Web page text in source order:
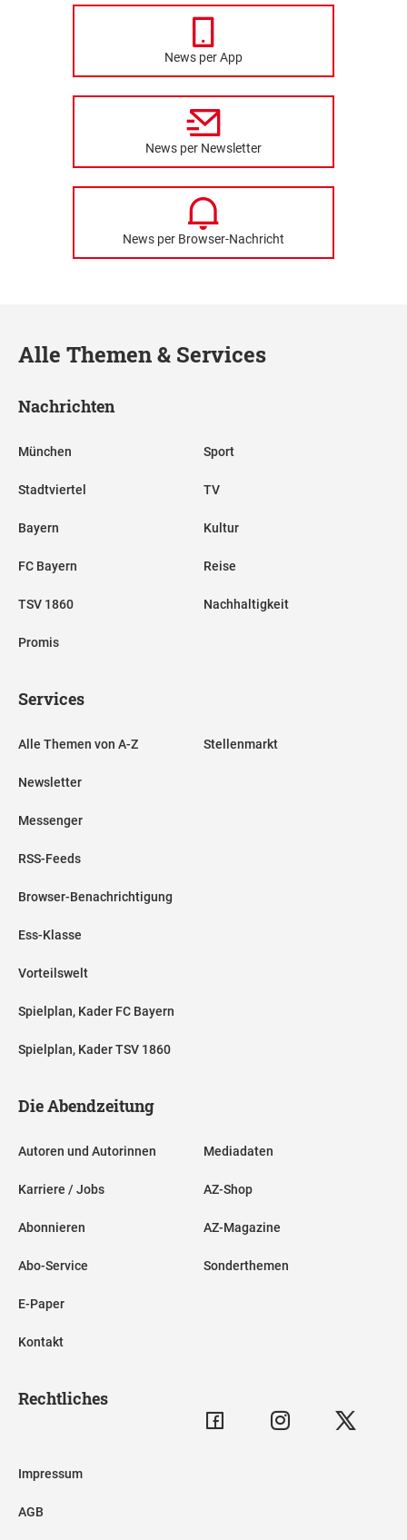
News per App
News per Newsletter
News per Browser-Nachricht
Alle Themen & Services
Nachrichten
München
Stadtviertel
Bayern
FC Bayern
TSV 1860
Promis
Sport
TV
Kultur
Reise
Nachhaltigkeit
Services
Alle Themen von A-Z
Newsletter
Messenger
RSS-Feeds
Browser-Benachrichtigung
Ess-Klasse
Vorteilswelt
Spielplan, Kader FC Bayern
Spielplan, Kader TSV 1860
Stellenmarkt
Die Abendzeitung
Autoren und Autorinnen
Karriere / Jobs
Abonnieren
Abo-Service
E-Paper
Kontakt
Mediadaten
AZ-Shop
AZ-Magazine
Sonderthemen
Rechtliches
Impressum
AGB